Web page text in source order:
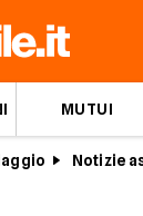
MUTUI
Notizie